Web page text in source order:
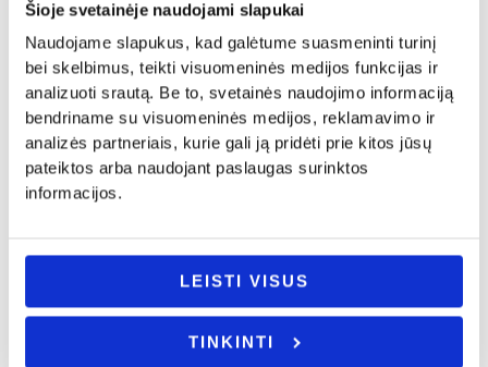
Šioje svetainėje naudojami slapukai
Naudojame slapukus, kad galėtume suasmeninti turinį
bei skelbimus, teikti visuomeninės medijos funkcijas ir
analizuoti srautą. Be to, svetainės naudojimo informaciją
bendriname su visuomeninės medijos, reklamavimo ir
analizės partneriais, kurie gali ją pridėti prie kitos jūsų
pateiktos arba naudojant paslaugas surinktos
informacijos.
LEISTI VISUS
TINKINTI
Šaukšteliai
Šaukštelis su modelinu „Tėčio”
12.00€
- PASIRINKITE
VARIANTĄ
Tėvo diena
Bokalas „Tėtis, senelis, uošvis”
15.00€
Į KREPŠELĮ